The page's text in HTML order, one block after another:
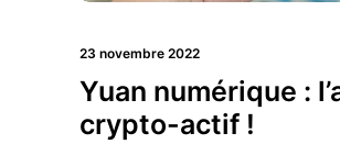
23 novembre 2022
Yuan numérique :
crypto-actif !